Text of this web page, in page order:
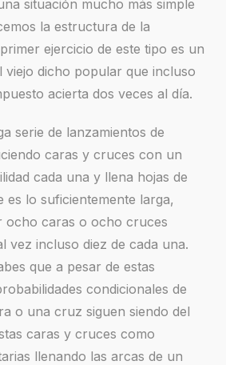
situación mucho más simple
la estructura de la
ejercicio de este tipo es un
viejo dicho popular que incluso
acierta dos veces al día.
serie de lanzamientos de
caras y cruces con un
cada una y llena hojas de
es lo suficientemente larga,
ocho caras o ocho cruces
vez incluso diez de cada una.
que a pesar de estas
condicionales de
o una cruz siguen siendo del
caras y cruces como
llenando las arcas de un